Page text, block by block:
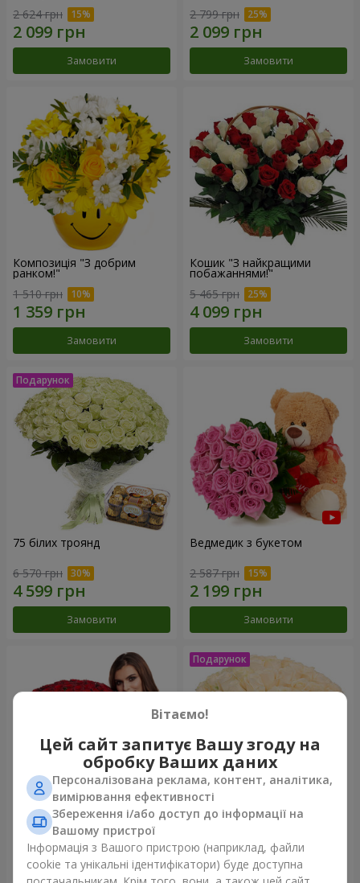
2 624 грн
Замовити
2 799 грн
Замовити
Композиція "З добрим
ранком!"
1 510 грн
Замовити
Кошик "З найкращими
побажаннями!"
5 465 грн
Замовити
75 білих троянд
6 570 грн
Замовити
Ведмедик з букетом
2 587 грн
Замовити
151 червона троянда
14 289 грн
Букет "Очей чарівність"
3 699 грн
Вітаємо!
Цей сайт запитує Вашу згоду на
обробку Ваших даних
Персоналізована реклама, контент, аналітика,
вимірювання ефективності
Збереження і/або доступ до інформації на
Вашому пристрої
Інформація з Вашого пристрою (наприклад, файли
cookie та унікальні ідентифікатори) буде доступна